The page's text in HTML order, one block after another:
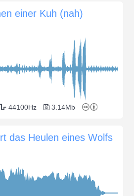
einer Kuh (nah)
44100Hz 3.14Mb
das Heulen eines Wolfs